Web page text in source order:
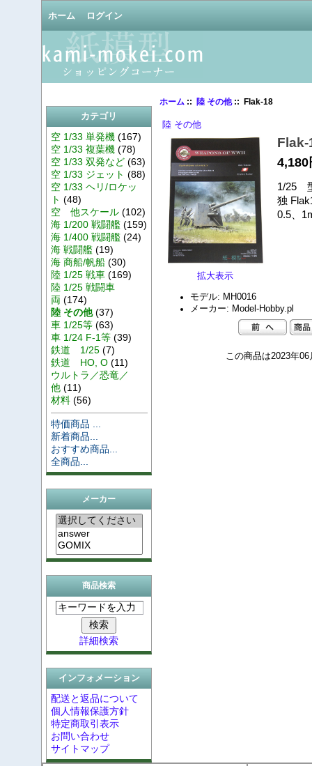
ホーム ログイン
カテゴリ
空 1/33 単発機(167)
空 1/33 複葉機(78)
空 1/33 双発など(63)
空 1/33 ジェット (88)
空 1/33 ヘリ/ロケッ
ト (48)
空 他スケール(102)
海 1/200 戦闘艦(159)
海 1/400 戦闘艦(24)
海 戦闘艦(19)
海 商船/帆船(30)
陸 1/25 戦車(169)
陸 1/25 戦闘車
両 (174)
陸 その他(37)
車 1/25等(63)
車 1/24 F-1等(39)
鉄道 1/25(7)
鉄道 HO, O(11)
ウルトラ／恐竜／
他(11)
材料(56)
特価商品 ...
新着商品...
おすすめ商品...
全商品...
メーカー
商品検索
詳細検索
インフォメーション
配送と返品について
個人情報保護方針
特定商取引表示
お問い合わせ
サイトマップ
ホーム:: 陸 その他:: Flak-18
陸 その他
拡大表示
Flak-
4,180
1/25
独
0.5、
モデル: MH0016
メーカー: Model-Hobby.pl
この商品は2023年